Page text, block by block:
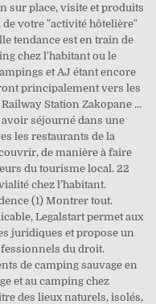
sur place, visite et produits
votre "activité hôtelière"
tendance est en train de
chez l'habitant ou le
et AJ étant encore
principalement vers les
Station Zakopane ...
séjourné dans une
les restaurants de la
de manière à faire
du tourisme local. 22
chez l’habitant.
(1) Montrer tout.
Legalstart permet aux
juridiques et propose un
du droit.
de camping sauvage en
et au camping chez
des lieux naturels, isolés,